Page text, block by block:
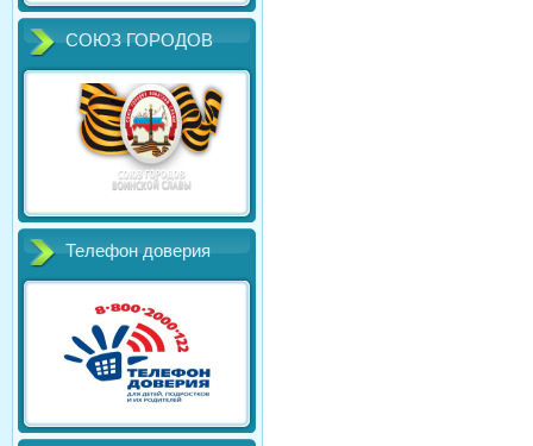
СОЮЗ ГОРОДОВ
Телефон доверия